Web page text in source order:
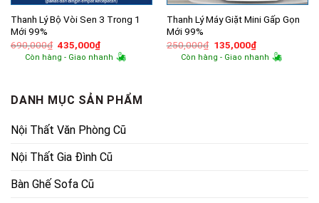
Thanh Lý Bộ Vòi Sen 3 Trong 1
Mới 99%
690,000₫ Giá
gốc
là:
435,000₫Giá
hiện
tại
Còn hàng - Giao nhanh
Thanh Lý Máy Giặt Mini Gấp Gọn
Mới 99%
250,000₫ Giá
gốc
là:
135,000₫Giá
hiện
tại
Còn hàng - Giao nhanh
DANH MỤC SẢN PHẨM
Nội Thất Văn Phòng Cũ
Nội Thất Gia Đình Cũ
Bàn Ghế Sofa Cũ